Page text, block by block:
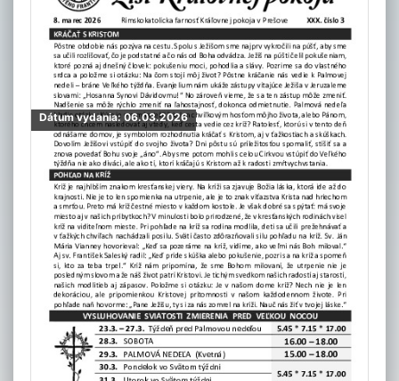
Dátum vydania: 06.03.2026